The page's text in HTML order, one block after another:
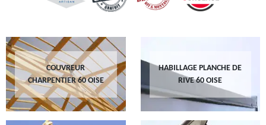
COUVREUR
CHARPENTIER 60 OISE
HABILLAGE PLANCHE DE
RIVE 60 OISE